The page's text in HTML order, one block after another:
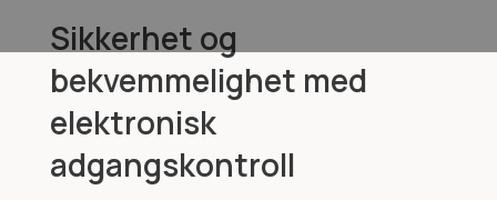
Sikkerhet og
bekvemmelighet med
elektronisk
adgangskontroll